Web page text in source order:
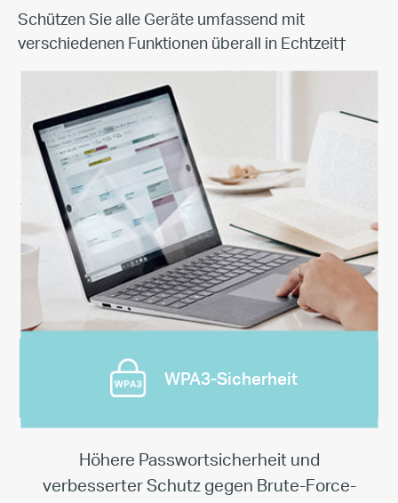
Schützen Sie alle Geräte umfassend mit
verschiedenen Funktionen überall in Echtzeit†
WPA3-Sicherheit
Höhere Passwortsicherheit und
verbesserterSchutz gegen Brute-Force-